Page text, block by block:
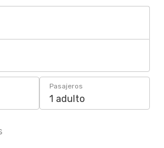
Pasajeros
1 adulto